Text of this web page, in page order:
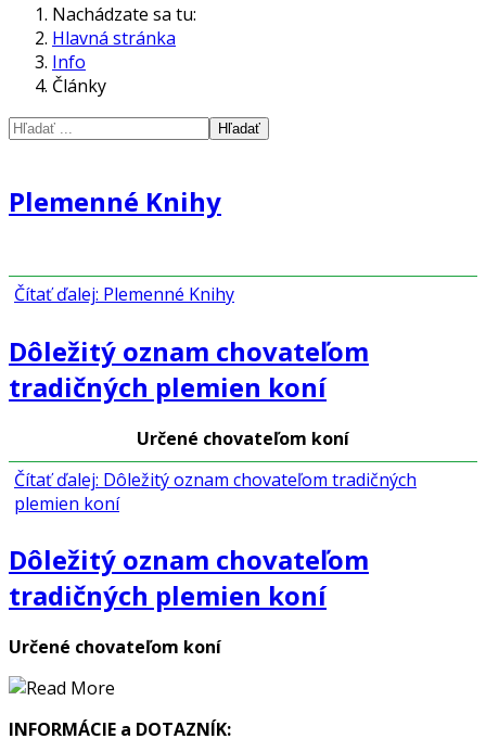
Nachádzate sa tu:
Hlavná stránka
Info
Články
Hľadať
Plemenné Knihy
Čítať ďalej: Plemenné Knihy
Dôležitý oznam chovateľom
tradičných plemien koní
Určené chovateľom koní
Čítať ďalej: Dôležitý oznam chovateľom tradičných
plemien koní
Dôležitý oznam chovateľom
tradičných plemien koní
Určené chovateľom koní
INFORMÁCIE a DOTAZNÍK: